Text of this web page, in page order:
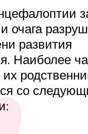
очага
развития
Наиболее
со